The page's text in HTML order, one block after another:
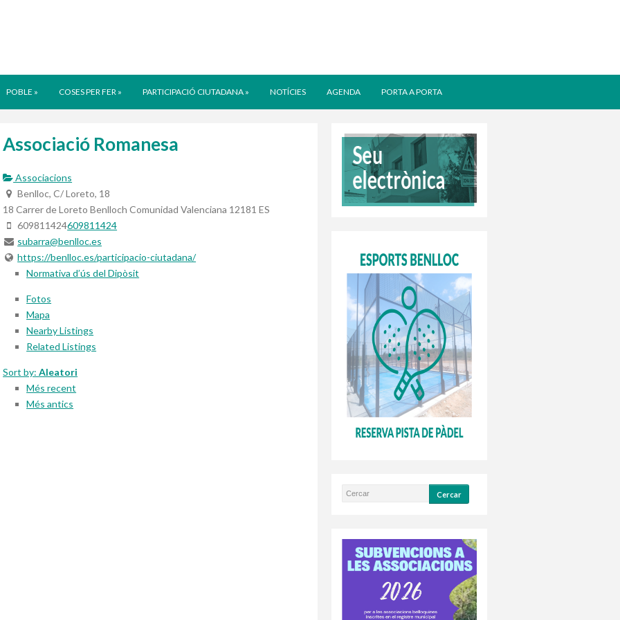
POBLE » COSES PER FER » PARTICIPACIÓ CIUTADANA » NOTÍCIES AGENDA PORTA A PORTA
cartonix
Associació Romanesa
Associacions
Benlloc, C/ Loreto, 18
18 Carrer de Loreto Benlloch Comunidad Valenciana 12181 ES
609811424609811424
subarra@benlloc.es
https://benlloc.es/participacio-ciutadana/
Normativa d’ús del Dipòsit
Fotos
Mapa
Nearby Listings
Related Listings
Sort by:Aleatori
Més recent
Més antics